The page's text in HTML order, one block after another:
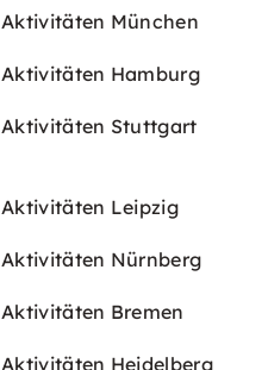
Aktivitäten München
Aktivitäten Hamburg
Aktivitäten Stuttgart
Aktivitäten Leipzig
Aktivitäten Nürnberg
Aktivitäten Bremen
Aktivitäten Heidelberg